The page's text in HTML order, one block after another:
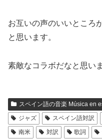
お互いの声のいいところ
と思います。
素敵なコラボだなと思いま
スペイン語の音楽 Música en
ジャズ
スペイン語対訳
南米
対訳 歌詞